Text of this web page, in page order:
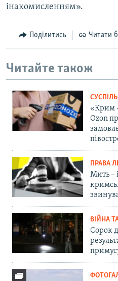
інакомисленням».
Поділитись Читати
Читайте також
«Крим
Ozon
ПРАВА
Мить –
ВІЙНА
Сорок